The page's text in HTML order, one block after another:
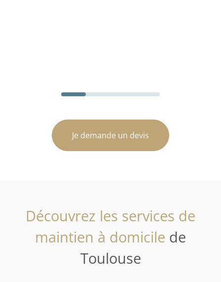
Je demande un devis
Découvrez les services de
maintien à domicile de
Toulouse